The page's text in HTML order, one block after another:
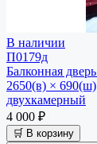
В наличии
П0179д
Балконная дверь
2650(в) × 690(ш)
двухкамерный
4 000 ₽
🛒 В корзину